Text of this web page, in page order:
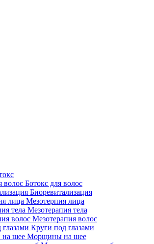
Ботокс для волос
Биоревитализация
Мезотерпия лица
Мезотерапия тела
Мезотерапия волос
Круги под глазами
Морщины на шее